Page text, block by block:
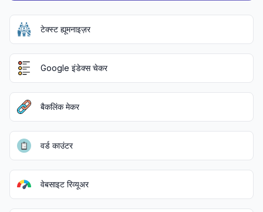
टेक्स्ट ह्यूमनाइज़र
Google इंडेक्स चेकर
बैकलिंक मेकर
वर्ड काउंटर
वेबसाइट रिव्यूअर